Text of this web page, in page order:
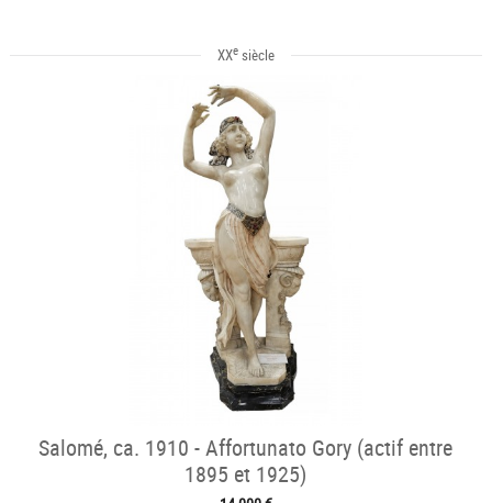
XXesiècle
Salomé, ca. 1910 - Affortunato Gory (actif entre
1895 et 1925)